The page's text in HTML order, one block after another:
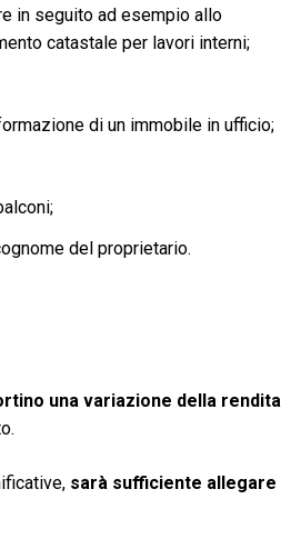
in seguito ad esempio allo
catastale per lavori interni;
di un immobile in ufficio;
del proprietario.
una variazione della rendita
sarà sufficiente allegare